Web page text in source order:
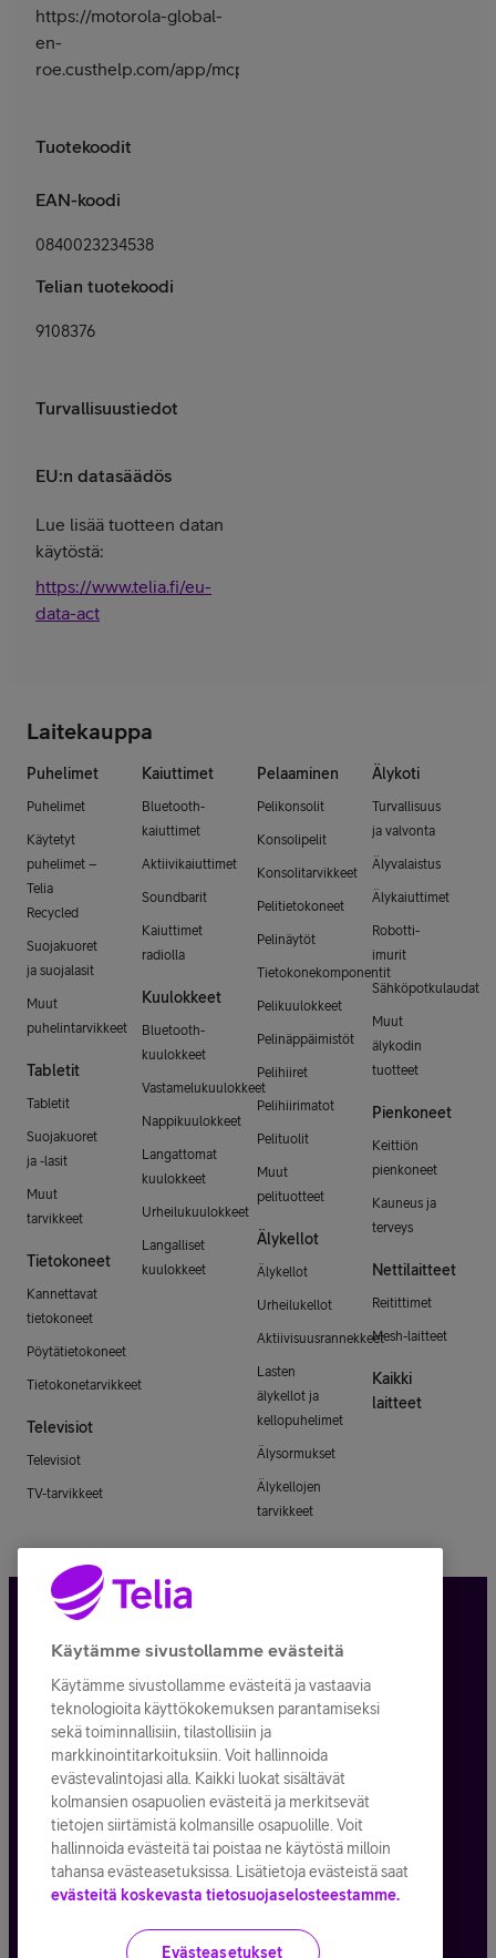
https://motorola-global-
en-
roe.custhelp.com/app/mcp/service
Tuotekoodit
EAN-koodi
0840023234538
Telian tuotekoodi
9108376
Turvallisuustiedot
EU:n datasäädös
Lue lisää tuotteen datan
käytöstä:
https://www.telia.fi/eu-
data-act
Laitekauppa
Puhelimet
Puhelimet
Käytetyt
puhelimet –
Telia
Recycled
Suojakuoret
ja suojalasit
Muut
puhelintarvikkeet
Tabletit
Tabletit
Suojakuoret
ja -lasit
Muut
tarvikkeet
Tietokoneet
Kannettavat
tietokoneet
Pöytätietokoneet
Tietokonetarvikkeet
Televisiot
Televisiot
TV-tarvikkeet
Kaiuttimet
Bluetooth-
kaiuttimet
Aktiivikaiuttimet
Soundbarit
Kaiuttimet
radiolla
Kuulokkeet
Bluetooth-
kuulokkeet
Vastamelukuulokkeet
Nappikuulokkeet
Langattomat
kuulokkeet
Urheilukuulokkeet
Langalliset
kuulokkeet
Pelaaminen
Pelikonsolit
Konsolipelit
Konsolitarvikkeet
Pelitietokoneet
Pelinäytöt
Tietokonekomponentit
Pelikuulokkeet
Pelinäppäimistöt
Pelihiiret
Pelihiirimatot
Pelituolit
Muut
pelituotteet
Älykellot
Älykellot
Urheilukellot
Aktiivisuusrannekkeet
Lasten
älykellot ja
kellopuhelimet
Älysormukset
Älykellojen
tarvikkeet
Älykoti
Turvallisuus
ja valvonta
Älyvalaistus
Älykaiuttimet
Robotti-
imurit
Sähköpotkulaudat
Muut
älykodin
tuotteet
Pienkoneet
Keittiön
pienkoneet
Kauneus ja
terveys
Nettilaitteet
Reitittimet
Mesh-laitteet
Kaikki
laitteet
Tietosuoja ja -turva
Tilauksen peruuttaminen
Käyttöehdot
Evästeiden käyttö
Toimitusehdot ja palvelukuvaukset
Kaikki hinnat ALV25,5%
Käytämme sivustollamme evästeitä
Käytämme sivustollamme evästeitä ja vastaavia
teknologioita käyttökokemuksen parantamiseksi
sekä toiminnallisiin, tilastollisiin ja
markkinointitarkoituksiin. Voit hallinnoida
evästevalintojasi alla. Kaikki luokat sisältävät
kolmansien osapuolien evästeitä ja merkitsevät
tietojen siirtämistä kolmansille osapuolille. Voit
hallinnoida evästeitä tai poistaa ne käytöstä milloin
tahansa evästeasetuksissa. Lisätietoja evästeistä saat
evästeitä koskevasta tietosuojaselosteestamme.
Evästeasetukset